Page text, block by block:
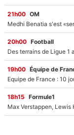
21h00 OM
20h00 Football
19h00 Équipe de
18h15 Formule1